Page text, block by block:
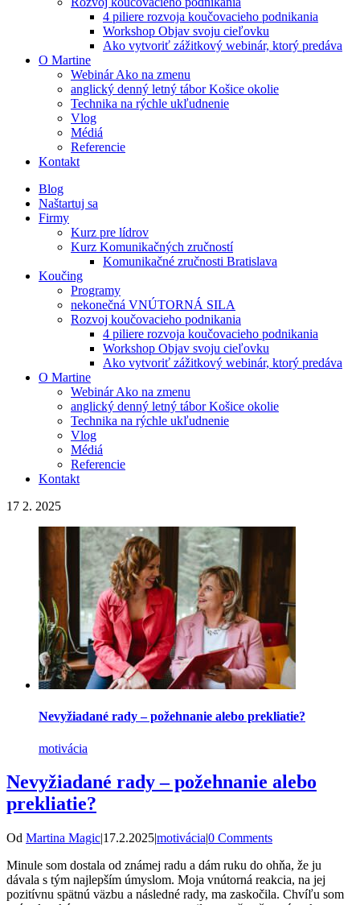
4 piliere rozvoja koučovacieho podnikania
Workshop Objav svoju cieľovku
Ako vytvoriť zážitkový webinár, ktorý predáva
O Martine
Webinár Ako na zmenu
anglický denný letný tábor Košice okolie
Technika na rýchle ukľudnenie
Vlog
Médiá
Referencie
Kontakt
Blog
Naštartuj sa
Firmy
Kurz pre lídrov
Kurz Komunikačných zručností
Komunikačné zručnosti Bratislava
Koučing
Programy
nekonečná VNÚTORNÁ SILA
Rozvoj koučovacieho podnikania
4 piliere rozvoja koučovacieho podnikania
Workshop Objav svoju cieľovku
Ako vytvoriť zážitkový webinár, ktorý predáva
O Martine
Webinár Ako na zmenu
anglický denný letný tábor Košice okolie
Technika na rýchle ukľudnenie
Vlog
Médiá
Referencie
Kontakt
17 2. 2025
Nevyžiadané rady – požehnanie alebo prekliatie?
motivácia
Nevyžiadané rady – požehnanie alebo
prekliatie?
Od Martina Magic|17.2.2025|motivácia|0 Comments
Minule som dostala od známej radu a dám ruku do ohňa, že ju
dávala s tým najlepším úmyslom. Moja vnútorná reakcia, na jej
pozitívnu spätnú väzbu a následné rady, ma zaskočila. Chvíľu som